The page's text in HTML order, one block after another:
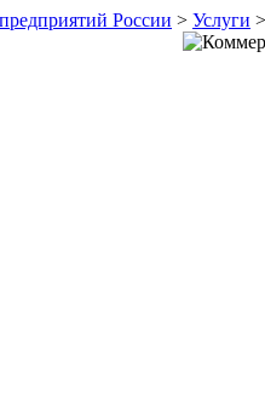
России > Услуги >